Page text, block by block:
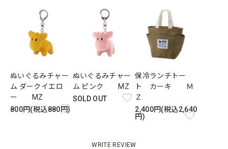
ぬいぐるみチャー
ム ダークイエロ
ー MZ
800円(税込880円)
ぬいぐるみチャー
ム ピンク MZ
SOLD OUT
保冷ランチトー
ト カーキ Ｍ
Ｚ
2,400円(税込2,640
円)
WRITE REVIEW